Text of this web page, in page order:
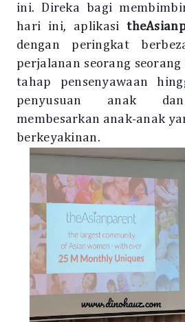
ini. Direka bagi
hari ini, aplikasi
dengan peringkat
perjalanan seorang
tahap pensenyawaan
penyusuan anak dan
membesarkan anak-anak
berkeyakinan.